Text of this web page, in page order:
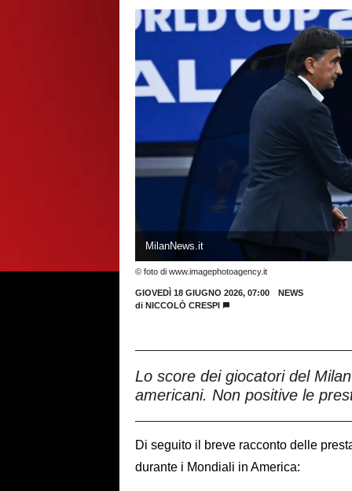
MilanNews.it
© foto di www.imagephotoagency.it
GIOVEDÌ 18 GIUGNO 2026, 07:00
NEWS
di NICCOLÒ CRESPI
Lo score dei giocatori del
americani. Non positive le
Di seguito il breve racconto delle
durante i Mondiali in America: